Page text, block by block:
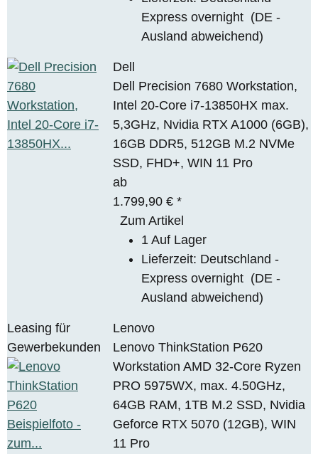
Express overnight (DE -
Ausland abweichend)
Dell
Dell Precision 7680 Workstation,
Intel 20-Core i7-13850HX max.
5,3GHz, Nvidia RTX A1000 (6GB),
16GB DDR5, 512GB M.2 NVMe
SSD, FHD+, WIN 11 Pro
ab
1.799,90 €*
Zum Artikel
1 Auf Lager
Lieferzeit: Deutschland -
Express overnight (DE -
Ausland abweichend)
Leasing für
Gewerbekunden
Lenovo
Lenovo ThinkStation P620
Workstation AMD 32-Core Ryzen
PRO 5975WX, max. 4.50GHz,
64GB RAM, 1TB M.2 SSD, Nvidia
Geforce RTX 5070 (12GB), WIN
11 Pro